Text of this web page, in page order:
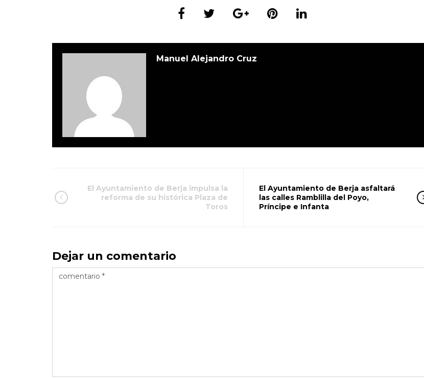
Manuel Alejandro Cruz
El Ayuntamiento de Berja impulsa la
reforma de su histórica Plaza de
Toros
El Ayuntamiento de Berja asfaltará
las calles Ramblilla del Poyo,
Príncipe e Infanta
Dejar un comentario